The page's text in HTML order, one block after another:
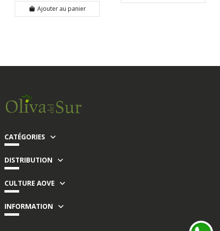
Ajouter au panier
CATÉGORIES
DISTRIBUTION
CULTURE AOVE
INFORMATION